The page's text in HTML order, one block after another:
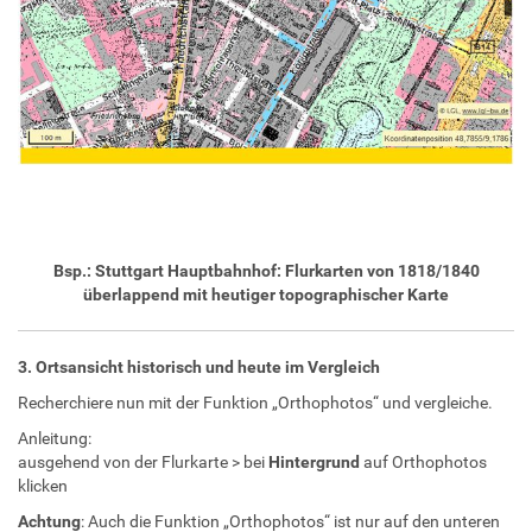
Bsp.: Stuttgart Hauptbahnhof: Flurkarten von 1818/1840
überlappend mit heutiger topographischer Karte
3. Ortsansicht historisch und heute im Vergleich
Recherchiere nun mit der Funktion „Orthophotos“ und vergleiche.
Anleitung:
ausgehend von der Flurkarte > bei Hintergrund auf Orthophotos
klicken
Achtung: Auch die Funktion „Orthophotos“ ist nur auf den unteren